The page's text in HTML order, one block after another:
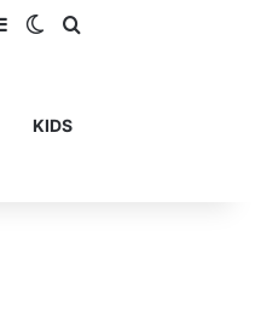
Sidebar (barre latérale)
Switch skin
KIDS